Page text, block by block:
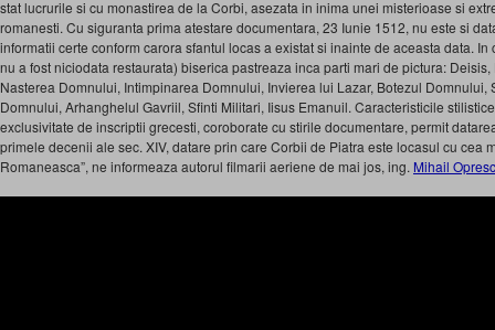
stat lucrurile si cu monastirea de la Corbi, asezata in inima unei misterioase si
romanesti. Cu siguranta prima atestare documentara, 23 Iunie 1512, nu este si
informatii certe conform carora sfantul locas a existat si inainte de aceasta data.
nu a fost niciodata restaurata) biserica pastreaza inca parti mari de pictura:
Nasterea Domnului, Intimpinarea Domnului, Invierea lui Lazar, Botezul Domnului,
Domnului, Arhanghelul Gavriil, Sfinti Militari, Iisus Emanuil. Caracteristicile
exclusivitate de inscriptii grecesti, coroborate cu stirile documentare, permit
primele decenii ale sec. XIV, datare prin care Corbii de Piatra este locasul cu cea
Romaneasca”, ne informeaza autorul filmarii aeriene de mai jos, ing. Mihail